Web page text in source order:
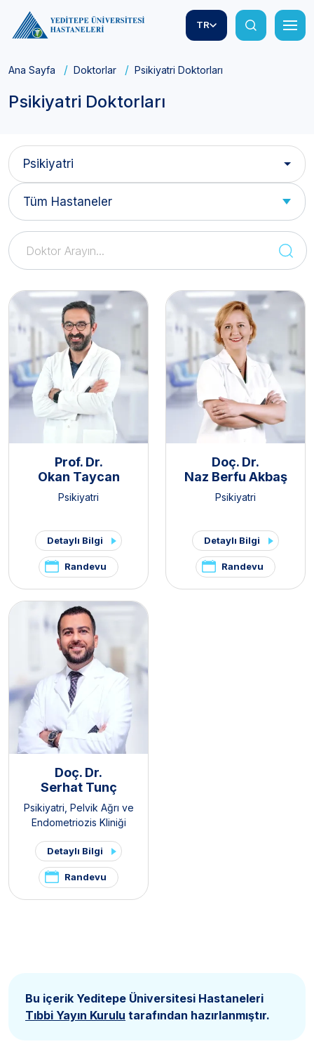
TR
Ana Sayfa Doktorlar Psikiyatri Doktorları
Psikiyatri Doktorları
Psikiyatri
Tüm Hastaneler
Prof. Dr.
Okan Taycan
Psikiyatri
Detaylı Bilgi
Randevu
Doç. Dr.
Naz Berfu Akbaş
Psikiyatri
Detaylı Bilgi
Randevu
Doç. Dr.
Serhat Tunç
Psikiyatri Pelvik Ağrı ve
Endometriozis Kliniği
Detaylı Bilgi
Randevu
Bu içerik Yeditepe Üniversitesi Hastaneleri
Tıbbi Yayın Kurulu tarafından hazırlanmıştır.